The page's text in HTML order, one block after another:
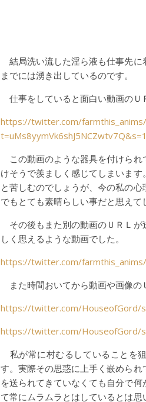
結局洗い流した淫ら液も仕事先に
までには湧き出しているのです。
仕事をしていると面白い動画のＵ
https://twitter.com/
この動画のような器具を付けられ
けそうで羨ましく感じてしまいま
と苦しむのでしょうが、今の私の
でもとても素晴らしい事だと思えて
その後もまた別の動画のＵＲＬが
しく思えるような動画でした。
https://twitter.com/
また時間おいてから動画や画像の
https://twitter.com/HouseofGord/
https://twitter.com/HouseofGord/
私が常に村むるしていることを
す。実際その思惑に上手く嵌めら
を送られてきていなくても自分で
て常にムラムラとはしているとは